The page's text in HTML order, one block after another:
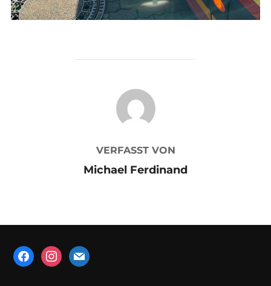
BEITRAGSAUTOR
VERFASST VON
Michael Ferdinand
facebookinstagram
mail